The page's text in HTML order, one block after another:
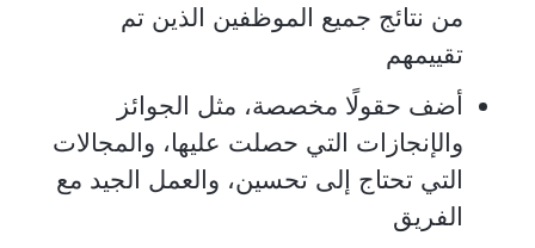
من نتائج جميع الموظفين الذين تم
تقييمهم
أضف حقولًا مخصصة، مثل الجوائز
والإنجازات التي حصلت عليها، والمجالات
التي تحتاج إلى تحسين، والعمل الجيد مع
الفريق